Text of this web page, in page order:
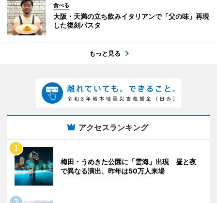
食べる
大阪・天満の立ち飲みイタリアンで「父の味」再現
した復刻パスタ
もっと見る
アクセスランキング
梅田・うめきた公園に「雲海」出現 昼と夜
で異なる演出、昨年は50万人来場